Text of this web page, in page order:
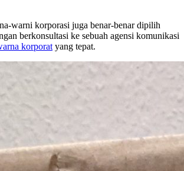
warni korporasi juga benar-benar dipilih
berkonsultasi ke sebuah agensi komunikasi
korporat yang tepat.